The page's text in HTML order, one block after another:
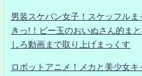
男装スケバン女子！スケッフルま
きっ!！ビー玉のおいぬさん的ま
しろ動画まで取り上げまっくす
ロボットアニメ！メカと美少女キ